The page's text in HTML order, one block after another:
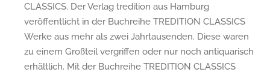
CLASSICS. Der Verlag tredition aus Hamburg
veröffentlicht in der Buchreihe TREDITION CLASSICS
Werke aus mehr als zwei Jahrtausenden. Diese waren
zu einem Großteil vergriffen oder nur noch antiquarisch
erhältlich. Mit der Buchreihe TREDITION CLASSICS